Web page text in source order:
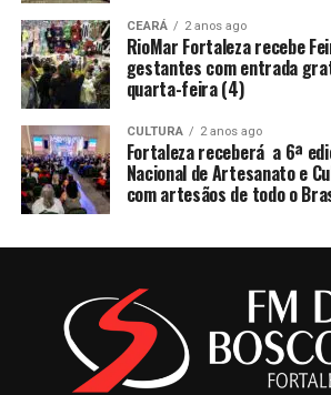
CEARÁ 2 anos ago
RioMar Fortaleza recebe
gestantes com entrada
quarta-feira (4)
CULTURA 2 anos ago
Fortaleza receberá a 6ª
Nacional de Artesanato e
com artesãos de todo o